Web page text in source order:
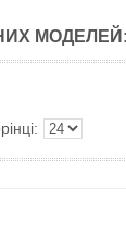
МОДЕЛЕЙ: